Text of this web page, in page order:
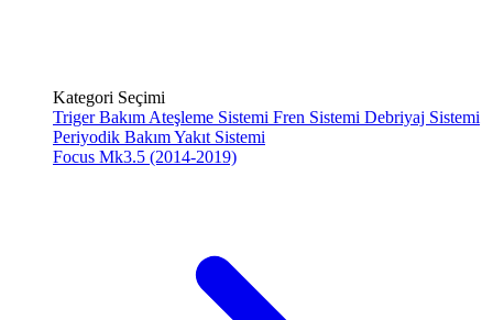
Kategori Seçimi
Triger Bakım Ateşleme Sistemi Fren Sistemi Debriyaj Sistemi
Periyodik BakımYakıt Sistemi
Focus Mk3.5 (2014-2019)